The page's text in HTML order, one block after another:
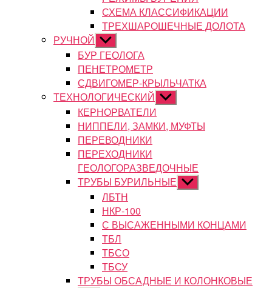
СХЕМА КЛАССИФИКАЦИИ
ТРЕХШАРОШЕЧНЫЕ ДОЛОТА
РУЧНОЙ Показывать
подменю
БУР ГЕОЛОГА
ПЕНЕТРОМЕТР
СДВИГОМЕР-КРЫЛЬЧАТКА
ТЕХНОЛОГИЧЕСКИЙ Показывать
подменю
КЕРНОРВАТЕЛИ
НИППЕЛИ, ЗАМКИ, МУФТЫ
ПЕРЕВОДНИКИ
ПЕРЕХОДНИКИ
ГЕОЛОГОРАЗВЕДОЧНЫЕ
ТРУБЫ БУРИЛЬНЫЕ Показывать
подменю
ЛБТН
НКР-100
С ВЫСАЖЕННЫМИ КОНЦАМИ
ТБЛ
ТБСО
ТБСУ
ТРУБЫ ОБСАДНЫЕ И КОЛОНКОВЫЕ